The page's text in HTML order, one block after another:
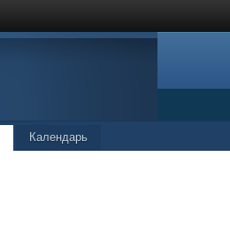
Календарь